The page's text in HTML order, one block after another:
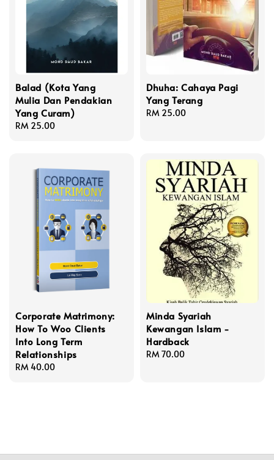
Balad (Kota Yang
Mulia Dan Pendakian
Yang Curam)
Regular
RM 25.00
Dhuha: Cahaya Pagi
Yang Terang
Regular
RM 25.00
Corporate Matrimony:
How To Woo Clients
Into Long Term
Relationships
Regular
RM 40.00
Minda Syariah
Kewangan Islam -
Hardback
Regular
RM 70.00